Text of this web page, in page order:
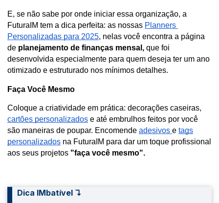
E, se não sabe por onde iniciar essa organização, a
FuturaIM tem a dica perfeita: as nossas Planners
Personalizadas para 2025, nelas você encontra a página
de planejamento de finanças mensal, que foi
desenvolvida especialmente para quem deseja ter um ano
otimizado e estruturado nos mínimos detalhes.
Faça Você Mesmo
Coloque a criatividade em prática: decorações caseiras,
cartões personalizados e até embrulhos feitos por você
são maneiras de poupar. Encomende adesivos e tags
personalizados na FuturaIM para dar um toque profissional
aos seus projetos "faça você mesmo".
Dica IMbatível ↴